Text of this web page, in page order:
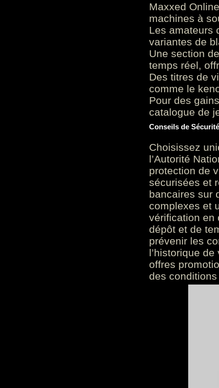
Maxxed
machines à
Les amateurs
variantes de
Une section
temps réel,
Des titres de
comme le
Pour des
catalogue de
Conseils de
Choisissez
l’Autorité
protection de
sécurisées et
bancaires sur
complexes et
vérification en
dépôt et de
prévenir les
l’historique
offres
des